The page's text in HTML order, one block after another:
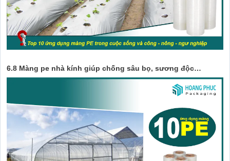
6.8 Màng pe nhà kính giúp chống sâu bọ, sương độc…